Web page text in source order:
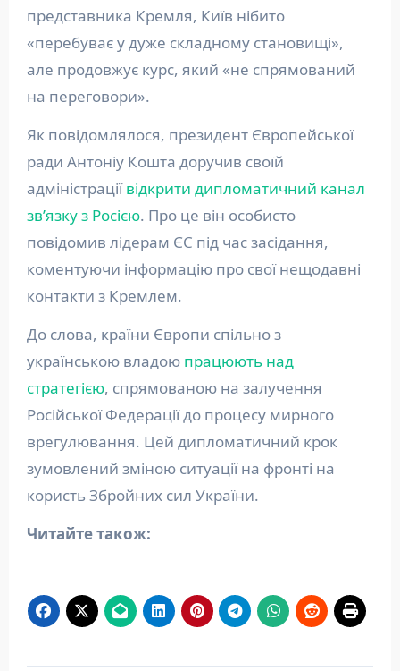
представника Кремля, Київ нібито
«перебуває у дуже складному становищі»,
але продовжує курс, який «не спрямований
на переговори».
Як повідомлялося, президент Європейської
ради Антоніу Кошта доручив своїй
адміністраціївідкрити дипломатичний канал
зв’язку з Росією. Про це він особисто
повідомив лідерам ЄС під час засідання,
коментуючи інформацію про свої нещодавні
контакти з Кремлем.
До слова, країни Європи спільно з
українською владою працюють над
стратегією, спрямованою на залучення
Російської Федерації до процесу мирного
врегулювання. Цей дипломатичний крок
зумовлений зміною ситуації на фронті на
користь Збройних сил України.
Читайте також: